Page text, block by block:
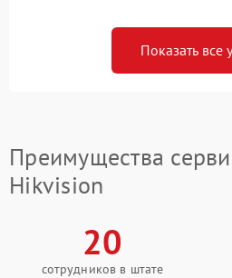
Показать все
Преимущества
Hikvision
20
сотрудников в штате